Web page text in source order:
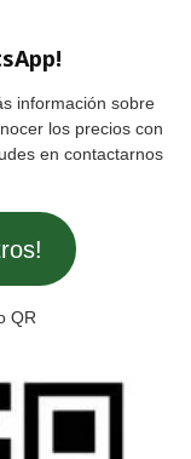
información sobre
los precios con
en contactarnos
QR